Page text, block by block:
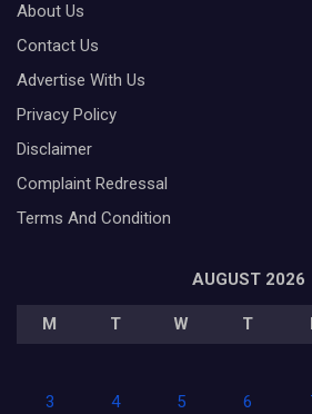
About Us
Contact Us
Advertise With Us
Privacy Policy
Disclaimer
Complaint Redressal
Terms And Condition
AUGUST 2026
M T W T
3
4 5 6